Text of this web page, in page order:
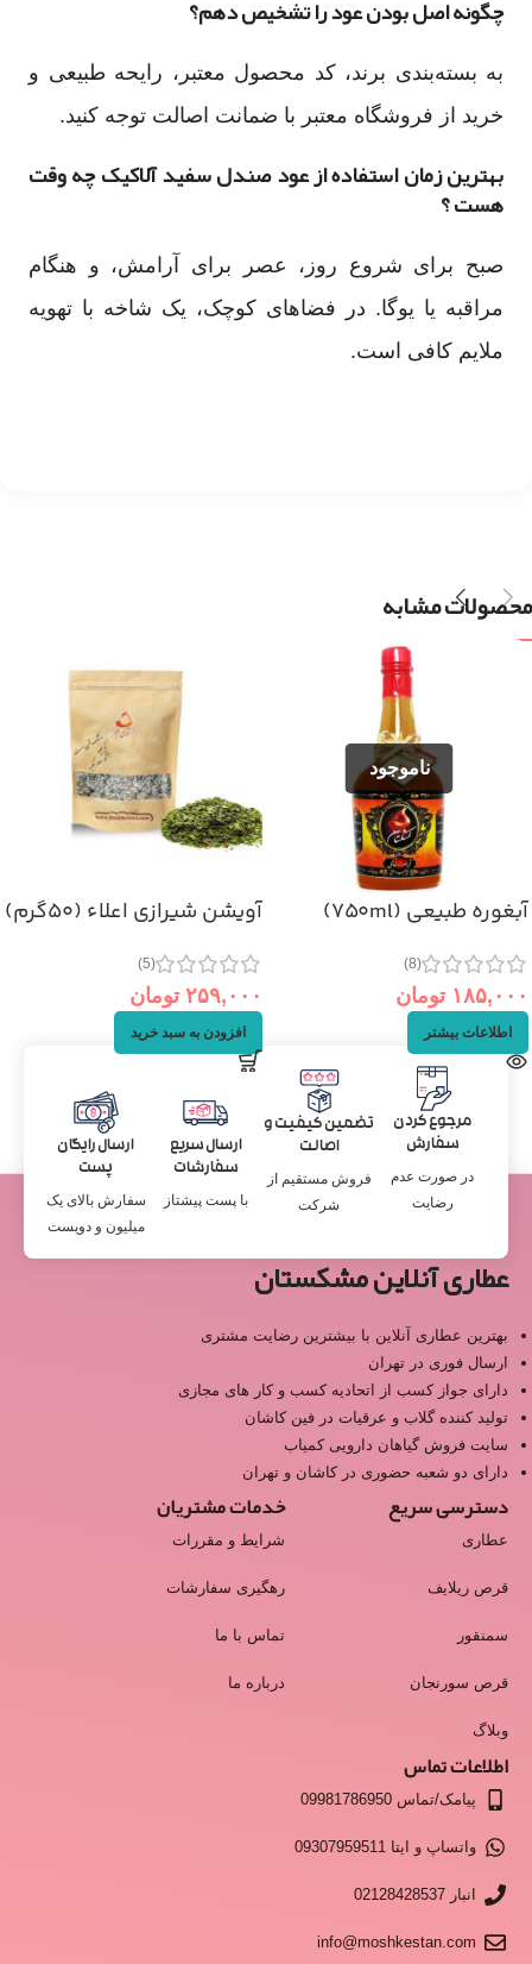
چگونه اصل بودن عود را تشخیص دهم؟
به بسته‌بندی برند، کد محصول معتبر، رایحه طبیعی و
خرید از فروشگاه معتبر با ضمانت اصالت توجه کنید.
بهترین زمان استفاده از عود صندل سفید آلاکیک چه وقت
هست ؟
صبح برای شروع روز، عصر برای آرامش، و هنگام
مراقبه یا یوگا. در فضاهای کوچک، یک شاخه با تهویه
ملایم کافی است.
محصولات مشابه
آبغوره طبیعی (۷۵۰ml)
(8)
۱۸۵,۰۰۰ تومان
اطلاعات بیشتر
آویشن شیرازی اعلاء (۵۰گرم)
(5)
۲۵۹,۰۰۰ تومان
افزودن به سبد خرید
مرجوع کردن
سفارش
در صورت عدم
رضایت
تضمین کیفیت و
اصالت
فروش مستقیم از
شرکت
ارسال سریع
سفارشات
با پست پیشتاز
ارسال رایگان
پست
سفارش بالای یک
میلیون و دویست
عطاری آنلاین مشکستان
بهترین عطاری آنلاین با بیشترین رضایت مشتری
ارسال فوری در تهران
دارای جواز کسب از اتحادیه کسب و کار های مجازی
تولید کننده گلاب و عرقیات در فین کاشان
سایت فروش گیاهان دارویی کمیاب
دارای دو شعبه حضوری در کاشان و تهران
دسترسی سریع
عطاری
قرص ریلایف
سمنقور
قرص سورنجان
وبلاگ
خدمات مشتریان
شرایط و مقررات
رهگیری سفارشات
تماس با ما
درباره ما
اطلاعات تماس
پیامک/تماس 09981786950
واتساپ و ایتا 09307959511
انبار 02128428537
info@moshkestan.com